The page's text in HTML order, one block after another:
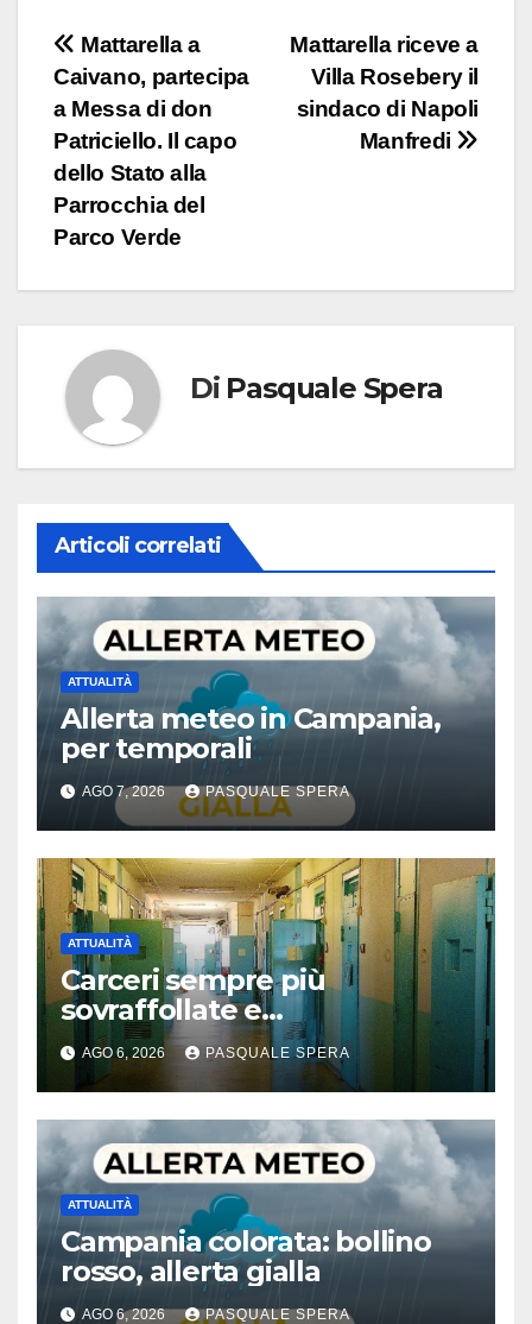
Navigazione
articoli
Mattarella riceve a
Villa Rosebery il
sindaco di Napoli
Manfredi
Mattarella a
Caivano, partecipa
a Messa di don
Patriciello. Il capo
dello Stato alla
Parrocchia del
Parco Verde
Di Pasquale Spera
Articoli correlati
ATTUALITÀ
Allerta meteo in Campania,
per temporali
AGO 7, 2026 PASQUALE SPERA
ATTUALITÀ
Carceri sempre più
sovraffollate e
problematiche
AGO 6, 2026 PASQUALE SPERA
ATTUALITÀ
Campania colorata: bollino
rosso, allerta gialla
AGO 6, 2026 PASQUALE SPERA